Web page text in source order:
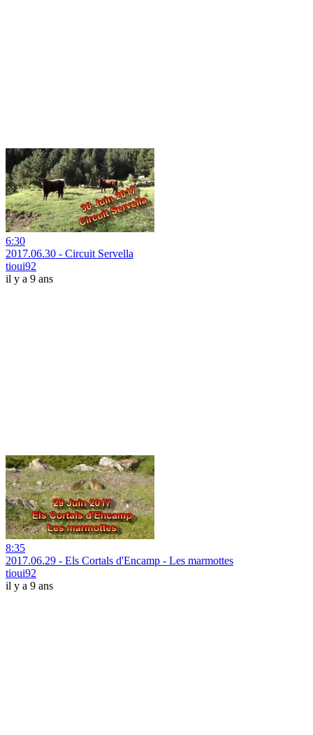
6:30
2017.06.30 - Circuit Servella
tioui92
il y a 9 ans
8:35
2017.06.29 - Els Cortals d'Encamp - Les marmottes
tioui92
il y a 9 ans